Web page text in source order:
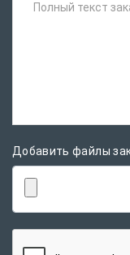
Полный текст
Добавить файлы